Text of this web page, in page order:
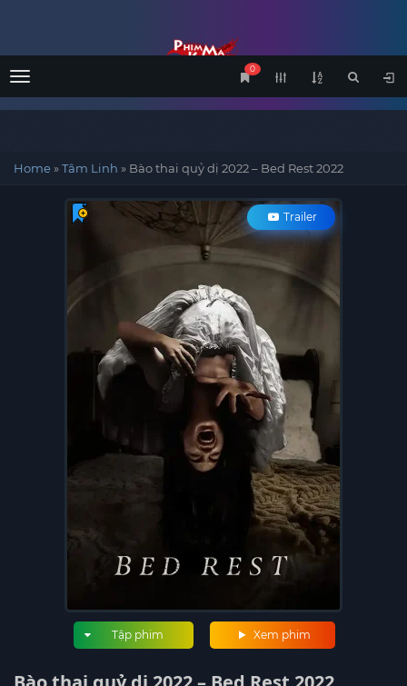
Menu
0
Home»Tâm Linh » Bào thai quỷ dị 2022 – Bed Rest 2022
Trailer
Xem phim
Tập phim